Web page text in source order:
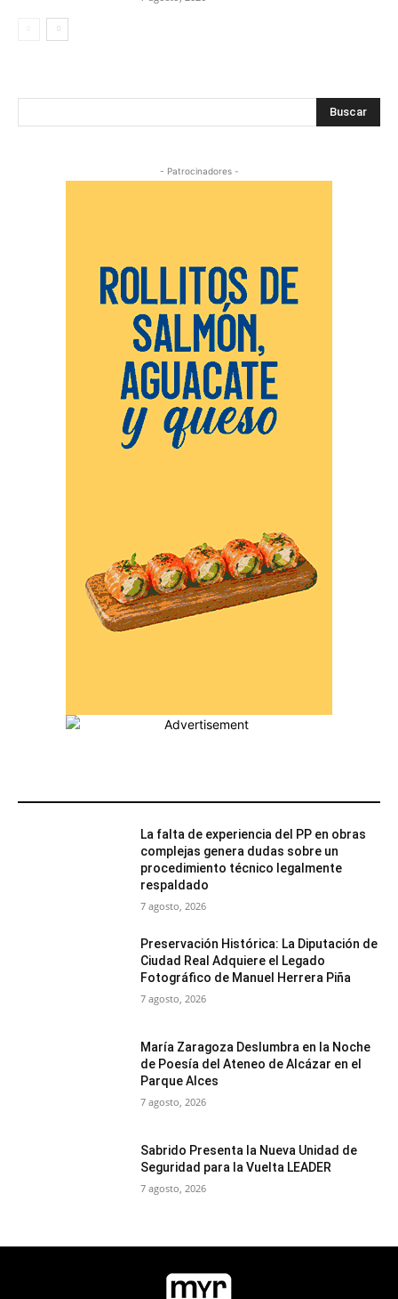
Buscar
- Patrocinadores -
La falta de experiencia del PP en obras
complejas genera dudas sobre un
procedimiento técnico legalmente
respaldado
7 agosto, 2026
Preservación Histórica: La Diputación de
Ciudad Real Adquiere el Legado
Fotográfico de Manuel Herrera Piña
7 agosto, 2026
María Zaragoza Deslumbra en la Noche
de Poesía del Ateneo de Alcázar en el
Parque Alces
7 agosto, 2026
Sabrido Presenta la Nueva Unidad de
Seguridad para la Vuelta LEADER
7 agosto, 2026